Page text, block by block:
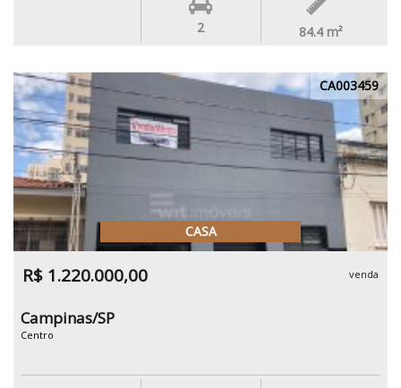
2 84.4 m²
CA003459
CASA
R$ 1.220.000,00 venda
Campinas/SP
Centro